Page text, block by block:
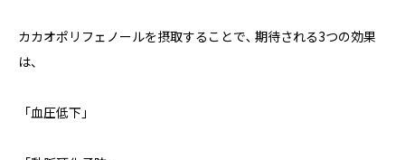
カカオポリフェノールを摂取することで､ 期待される3つの効果
は、
「血圧低下」